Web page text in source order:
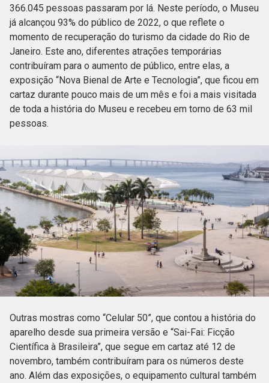
366.045 pessoas passaram por lá. Neste período, o Museu
já alcançou 93% do público de 2022, o que reflete o
momento de recuperação do turismo da cidade do Rio de
Janeiro. Este ano, diferentes atrações temporárias
contribuíram para o aumento de público, entre elas, a
exposição “Nova Bienal de Arte e Tecnologia”, que ficou em
cartaz durante pouco mais de um mês e foi a mais visitada
de toda a história do Museu e recebeu em torno de 63 mil
pessoas.
Outras mostras como “Celular 50”, que contou a história do
aparelho desde sua primeira versão e “Sai-Fai: Ficção
Científica à Brasileira”, que segue em cartaz até 12 de
novembro, também contribuíram para os números deste
ano. Além das exposições, o equipamento cultural também